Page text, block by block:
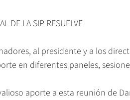
DE LA SIP RESUELVE
al presidente y a los
en diferentes paneles,
aporte a esta reunión de